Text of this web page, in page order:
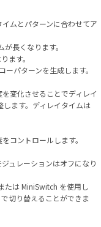
ムとパターンに合わせてア
長くなります。
ます。
パターンを生成します。
変化させることでディレイ
ます。ディレイタイムは
コントロールします。
ュレーションはオフになり
たは MiniSwitch を使用し
切り替えることができま